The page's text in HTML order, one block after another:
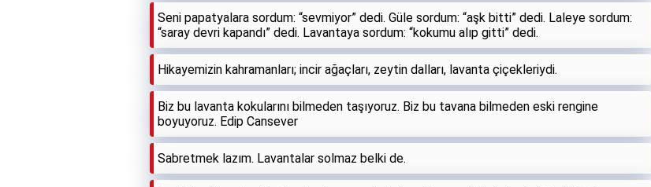
Seni papatyalara sordum: “sevmiyor” dedi. Güle sordum: “aşk bitti” dedi. Laleye sordum:
“saray devri kapandı” dedi. Lavantaya sordum: “kokumu alıp gitti” dedi.
Hikayemizin kahramanları; incir ağaçları, zeytin dalları, lavanta çiçekleriydi.
Biz bu lavanta kokularını bilmeden taşıyoruz. Biz bu tavana bilmeden eski rengine
boyuyoruz. Edip Cansever
Sabretmek lazım. Lavantalar solmaz belki de.